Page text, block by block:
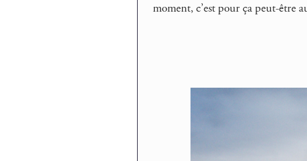
moment, c’est pour ça peut-être